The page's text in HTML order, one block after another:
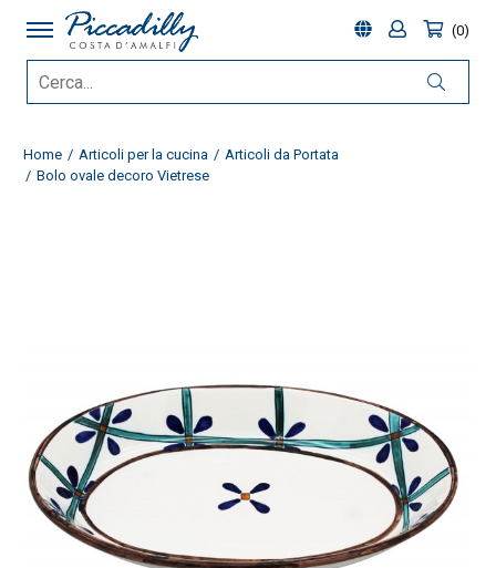
0
Home Articoli per la cucina
Articoli da Portata
Bolo ovale decoro Vietrese